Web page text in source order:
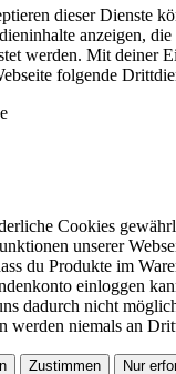
dieser Dienste
anzeigen,
werden. Mit deiner
folgende
Cookies
unserer
du Produkte im
einloggen
dadurch nicht
werden niemals an
Zustimmen Nur